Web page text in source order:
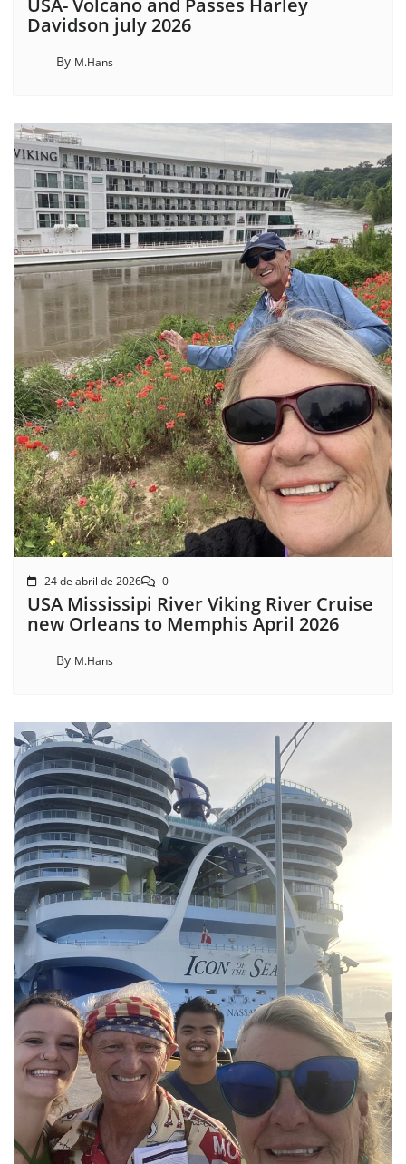
USA- Volcano and Passes Harley
Davidson july 2026
By M.Hans
24 de abril de 2026 0
USA Mississipi River Viking River Cruise
new Orleans to Memphis April 2026
By M.Hans